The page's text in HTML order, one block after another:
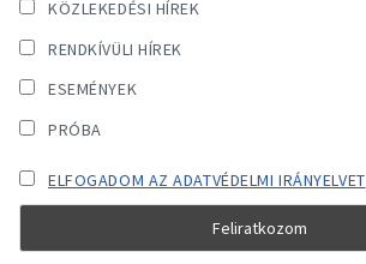
KÖZLEKEDÉSI HÍREK
RENDKÍVÜLI HÍREK
ESEMÉNYEK
PRÓBA
ELFOGADOM AZ ADATVÉDELMI IRÁNYELVET